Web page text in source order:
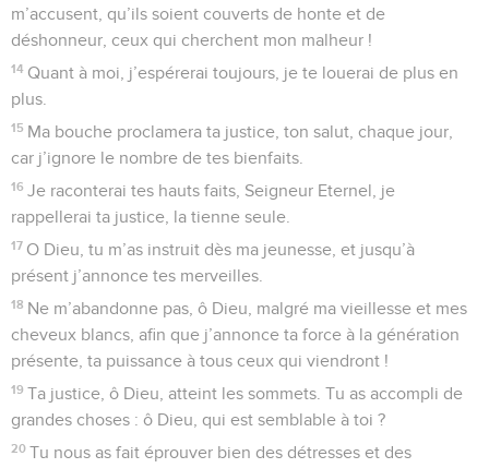
m’accusent, qu’ils soient couverts de honte et de
déshonneur, ceux qui cherchent mon malheur !
14 Quant à moi, j’espérerai toujours, je te louerai de plus en
plus.
15 Ma bouche proclamera ta justice, ton salut, chaque jour,
car j’ignore le nombre de tes bienfaits.
16 Je raconterai tes hauts faits, Seigneur Eternel, je
rappellerai ta justice, la tienne seule.
17 O Dieu, tu m’as instruit dès ma jeunesse, et jusqu’à
présent j’annonce tes merveilles.
18 Ne m’abandonne pas, ô Dieu, malgré ma vieillesse et mes
cheveux blancs, afin que j’annonce ta force à la génération
présente, ta puissance à tous ceux qui viendront !
19 Ta justice, ô Dieu, atteint les sommets. Tu as accompli de
grandes choses : ô Dieu, qui est semblable à toi ?
20 Tu nous as fait éprouver bien des détresses et des